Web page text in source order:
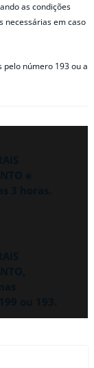
as condições
necessárias em caso
pelo número 193 ou a